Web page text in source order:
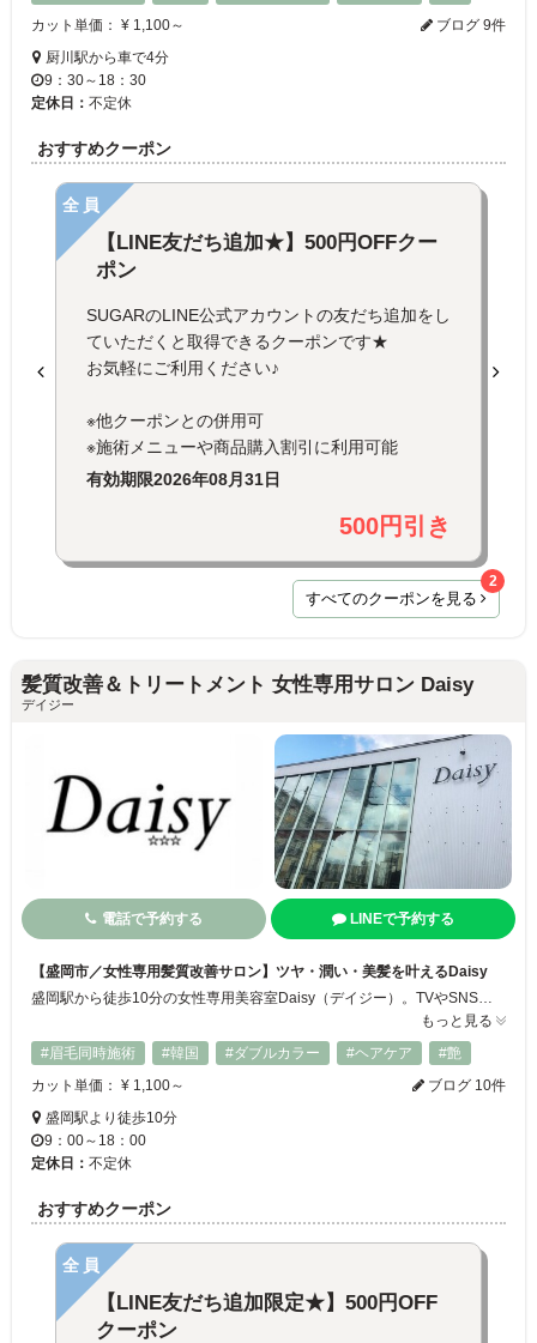
カット単価： ¥ 1,100～
ブログ 9件
厨川駅から車で4分
9：30～18：30
定休日： 不定休
おすすめクーポン
全員
【LINE友だち追加★】500円OFFクー
ポン
SUGARのLINE公式アカウントの友だち追加をし
ていただくと取得できるクーポンです★
お気軽にご利用ください♪
※他クーポンとの併用可
※施術メニューや商品購入割引に利用可能
有効期限2026年08月31日
500円引き
すべてのクーポンを見る
2
髪質改善＆トリートメント 女性専用サロン Daisy
デイジー
電話で予約する LINEで予約する
【盛岡市／女性専用髪質改善サロン】ツヤ・潤い・美髪を叶えるDaisy
盛岡駅から徒歩10分の女性専用美容室Daisy（デイジー）。TVやSNSで話題の髪質改善サブリミックトリートメント導入店。ダメージを芯から補修し、潤いとツヤあふれる髪へ導きます✨髪質改善カラー《アルティスト》や癒しのヘッドスパも人気◎髪のお悩みを解消し、理想の美髪を叶えるサロンです！
もっと見る
#眉毛同時施術
#韓国 #ダブルカラー #ヘアケア
#艶
カット単価： ¥ 1,100～
ブログ 10件
盛岡駅より徒歩10分
9：00～18：00
定休日： 不定休
おすすめクーポン
全員
【LINE友だち追加限定★】500円OFF
クーポン